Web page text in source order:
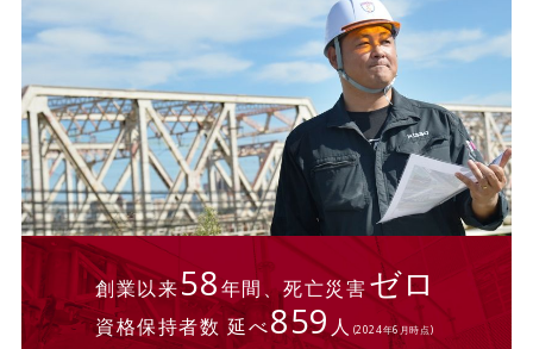
創業以来58年間、死亡災害ゼロ
資格保持者数 延べ859人 (2024年6月時点)